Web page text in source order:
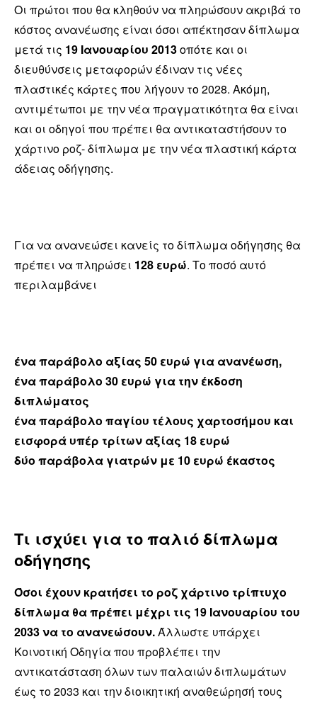
Οι πρώτοι που θα κληθούν να πληρώσουν ακριβά το
κόστος ανανέωσης είναι όσοι απέκτησαν δίπλωμα
μετά τις 19 Ιανουαρίου 2013οπότε και οι
διευθύνσεις μεταφορών έδιναν τις νέες
πλαστικές κάρτες που λήγουν το 2028. Ακόμη,
αντιμέτωποι με την νέα πραγματικότητα θα είναι
και οι οδηγοί που πρέπει θα αντικαταστήσουν το
χάρτινο ροζ- δίπλωμα με την νέα πλαστική κάρτα
άδειας οδήγησης.
Για να ανανεώσει κανείς το δίπλωμα οδήγησης θα
πρέπει να πληρώσει 128 ευρώ. Το ποσό αυτό
περιλαμβάνει
ένα παράβολο αξίας 50 ευρώ για ανανέωση,
ένα παράβολο 30 ευρώ για την έκδοση
διπλώματος
ένα παράβολο παγίου τέλους χαρτοσήμου και
εισφορά υπέρ τρίτων αξίας 18 ευρώ
δύο παράβολα γιατρών με 10 ευρώ έκαστος
Τι ισχύει για το παλιό δίπλωμα
οδήγησης
Όσοι έχουν κρατήσει το ροζ χάρτινο τρίπτυχο
δίπλωμα θα πρέπει μέχρι τις 19 Ιανουαρίου του
2033 να το ανανεώσουν.Άλλωστε υπάρχει
Κοινοτική Οδηγία που προβλέπει την
αντικατάσταση όλων των παλαιών διπλωμάτων
έως το 2033 και την διοικητική αναθεώρησή τους